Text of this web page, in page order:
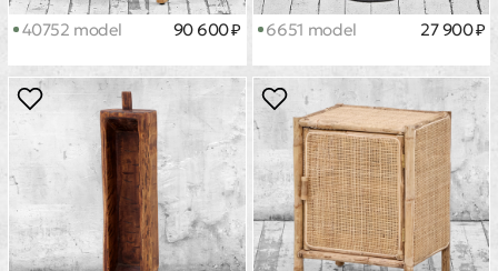
40752 model 90 600 ₽ 6651 model 27 900 ₽